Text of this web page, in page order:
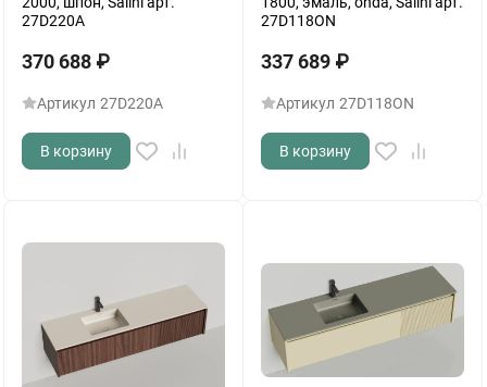
27D220A
370 688 ₽
Артикул 27D220A
В корзину
27D118ON
337 689 ₽
Артикул 27D118ON
В корзину